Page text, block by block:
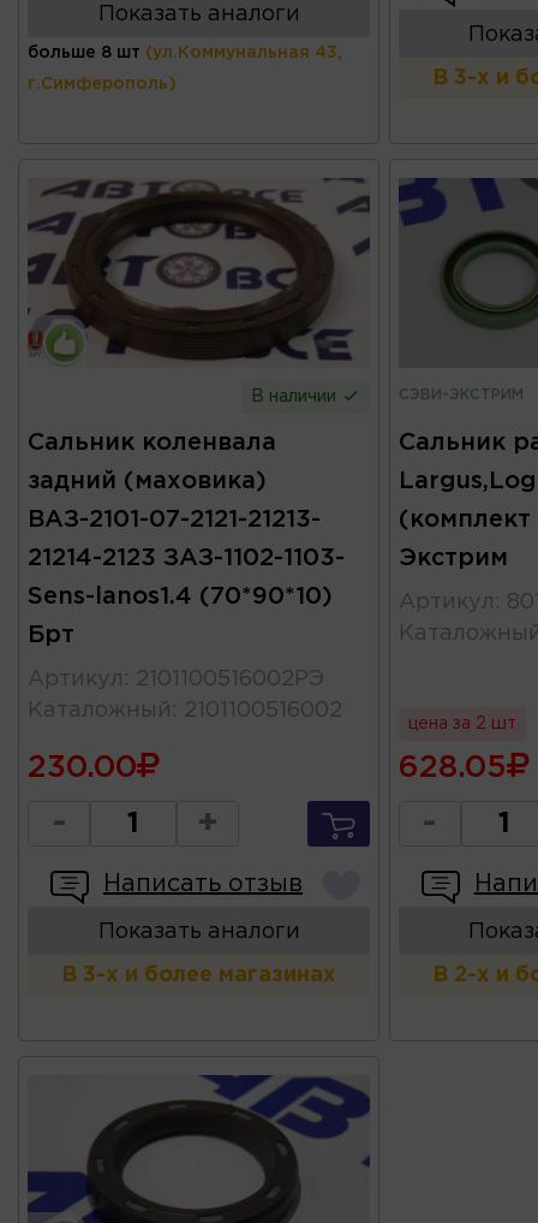
Показать аналоги
больше 8 шт (ул.Коммунальная 43,
г.Симферополь) В 3-х и
В наличии
Сальник коленвала
задний (маховика)
ВАЗ-2101-07-2121-21213-
21214-2123 ЗАЗ-1102-1103-
Sens-lanos1.4 (70*90*10)
Брт
Артикул : 2101100516002РЭ
Каталожный : 2101100516002
230.00
- +
Написать отзыв
Показать аналоги
В 3-х и более магазинах
СЭВИ-ЭКСТРИМ
Сальник
Экстрим
Артикул :
цена за 2 шт
628.05
-
В 2-х и